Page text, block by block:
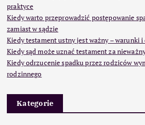
praktyce
Kiedy warto przeprowadzić postępowanie
zamiast w sądzie
Kiedy testament ustny jest ważny – warunki
Kiedy sąd może uznać testament za
Kiedy odrzucenie spadku przez rodziców
rodzinnego
Kategorie